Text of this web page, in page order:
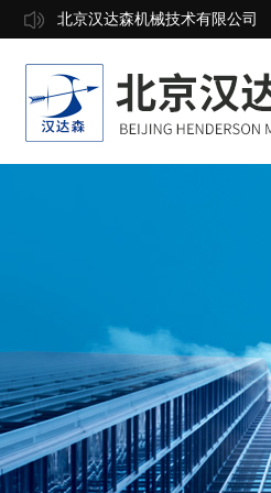
北京汉达森机械技术有限公司